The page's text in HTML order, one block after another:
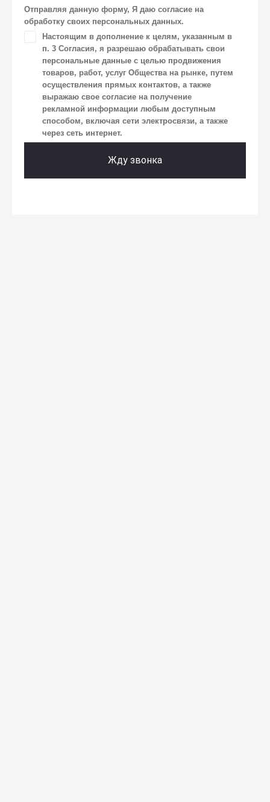
к автомобилю(-ям) и товарам/услугам, IP-адреса, сведений
об устройстве, операционной системы устройства
и модели мобильного телефона посетителя сайта,
уникального идентификатора посетителя сайта,
предпочтительного времени и способа для контакта,
истории контактов.
2. Под обработкой персональных данных понимаются
следующие действия: сбор, запись, систематизация,
накопление, хранение, уточнение (обновление,
изменение), извлечение, использование, передача
(предоставление, доступ), блокирование, удаление,
уничтожение персональных данных. Общество
обрабатывает персональные данные с использованием
средств автоматизации.
Отправляя данную форму, Я даю согласие на
обработку своих персональных данных.
Настоящим в дополнение к целям, указанным в
п. 3 Согласия, я разрешаю обрабатывать свои
персональные данные с целью продвижения
товаров, работ, услуг Общества на рынке, путем
осуществления прямых контактов, а также
выражаю свое согласие на получение
рекламной информации любым доступным
способом, включая сети электросвязи, а также
через сеть интернет.
Жду звонка